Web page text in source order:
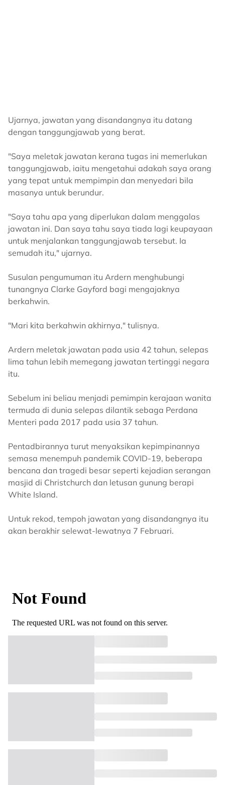
Ujarnya, jawatan yang disandangnya itu datang
dengan tanggungjawab yang berat.
"Saya meletak jawatan kerana tugas ini memerlukan
tanggungjawab, iaitu mengetahui adakah saya orang
yang tepat untuk mempimpin dan menyedari bila
masanya untuk berundur.
"Saya tahu apa yang diperlukan dalam menggalas
jawatan ini. Dan saya tahu saya tiada lagi keupayaan
untuk menjalankan tanggungjawab tersebut. Ia
semudah itu," ujarnya.
Susulan pengumuman itu Ardern menghubungi
tunangnya Clarke Gayford bagi mengajaknya
berkahwin.
"Mari kita berkahwin akhirnya," tulisnya.
Ardern meletak jawatan pada usia 42 tahun, selepas
lima tahun lebih memegang jawatan tertinggi negara
itu.
Sebelum ini beliau menjadi pemimpin kerajaan wanita
termuda di dunia selepas dilantik sebaga Perdana
Menteri pada 2017 pada usia 37 tahun.
Pentadbirannya turut menyaksikan kepimpinannya
semasa menempuh pandemik COVID-19, beberapa
bencana dan tragedi besar seperti kejadian serangan
masjid di Christchurch dan letusan gunung berapi
White Island.
Untuk rekod, tempoh jawatan yang disandangnya itu
akan berakhir selewat-lewatnya 7 Februari.